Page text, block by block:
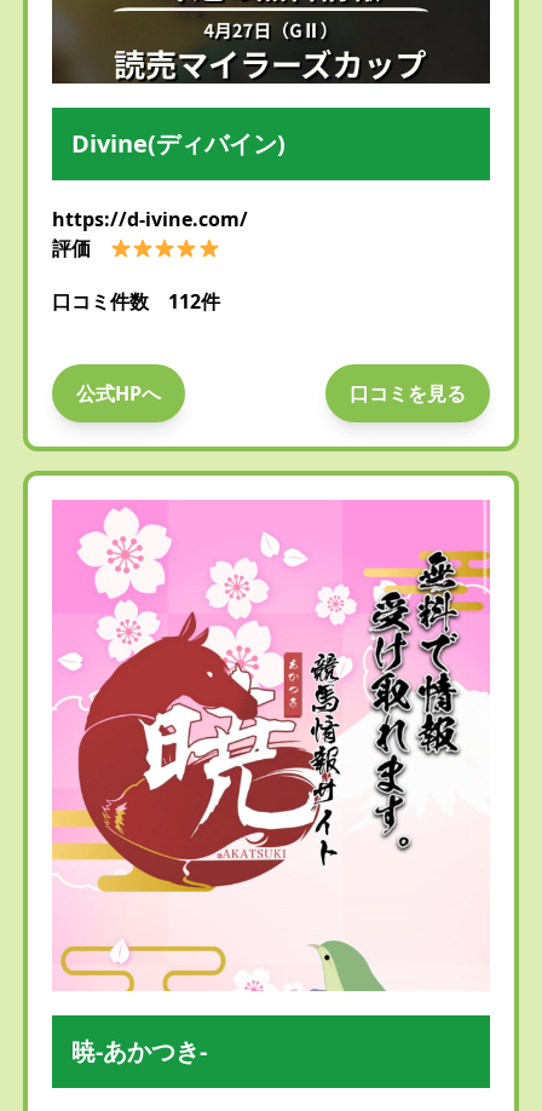
Divine(ディバイン)
https://d-ivine.com/
評価
口コミ件数 112件
公式HPへ 口コミを見る
暁-あかつき-